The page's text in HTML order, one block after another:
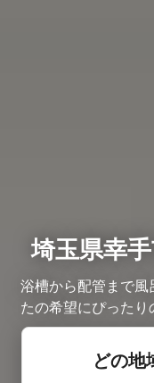
埼玉県幸
浴槽から配管まで
たの希望にぴったり
どの地